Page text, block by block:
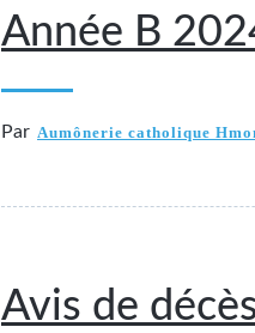
Année B
Par Aumônerie catholique
Avis de